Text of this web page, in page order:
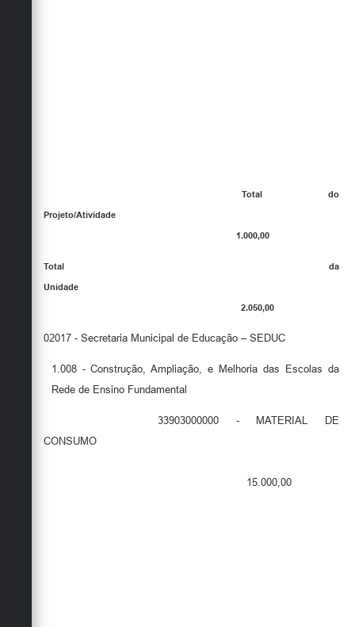
Total do
Projeto/Atividade
1.000,00
Total da
Unidade
2.050,00
02017 - Secretaria Municipal de Educação – SEDUC
1.008 - Construção, Ampliação, e Melhoria das Escolas da
Rede de Ensino Fundamental
33903000000 - MATERIAL DE
CONSUMO
15.000,00